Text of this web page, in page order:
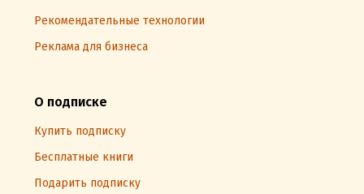
Рекомендательные технологии
Реклама для бизнеса
О подписке
Купить подписку
Бесплатные книги
Подарить подписку